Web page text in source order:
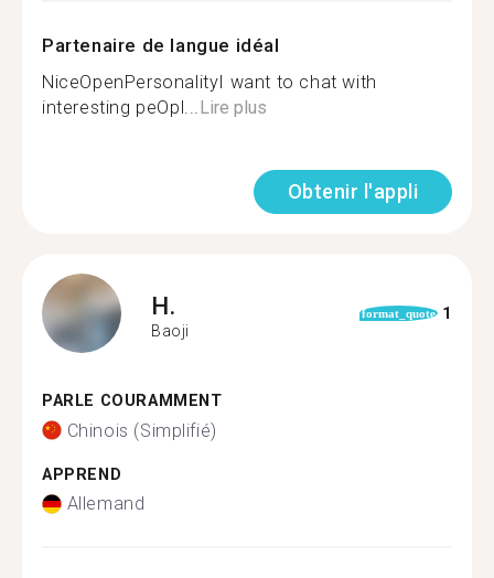
Partenaire de langue idéal
NiceOpenPersonalityI want to chat with
interesting peOpl...Lire plus
Obtenir l'appli
H.
Baoji
format_quote 1
PARLE COURAMMENT
Chinois (Simplifié)
APPREND
Allemand